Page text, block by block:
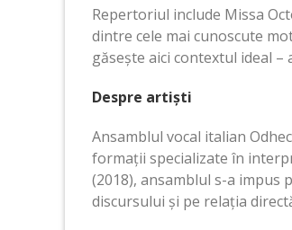
Repertoriul include Missa
dintre cele mai cunoscute
găsește aici contextul ideal
Despre artiști
Ansamblul vocal italian
formații specializate în
(2018), ansamblul s-a
discursului și pe relația